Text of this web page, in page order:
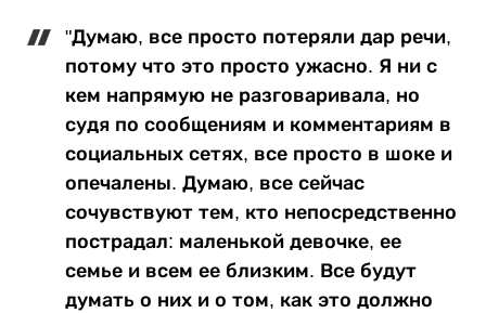
"Думаю, все просто потеряли дар речи,
потому что это просто ужасно. Я ни с
кем напрямую не разговаривала, но
судя по сообщениям и комментариям в
социальных сетях, все просто в шоке и
опечалены. Думаю, все сейчас
сочувствуют тем, кто непосредственно
пострадал: маленькой девочке, ее
семье и всем ее близким. Все будут
думать о них и о том, как это должно